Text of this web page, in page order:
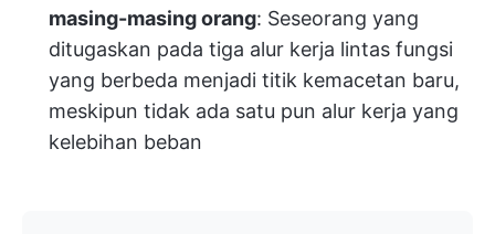
masing-masing orang: Seseorang yang
ditugaskan pada tiga alur kerja lintas fungsi
yang berbeda menjadi titik kemacetan baru,
meskipun tidak ada satu pun alur kerja yang
kelebihan beban